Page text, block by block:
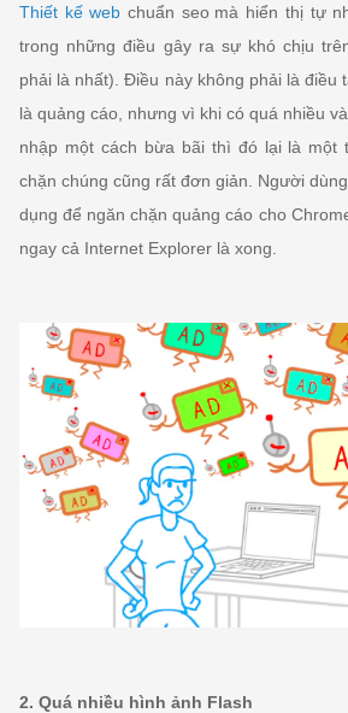
Thiết kế web chuẩn seo mà hiển thị tự
trong những điều gây ra sự khó chịu
phải là nhất). Điều này không phải là điều
là quảng cáo, nhưng vì khi có quá nhiều
nhập một cách bừa bãi thì đó lại là một
chặn chúng cũng rất đơn giản. Người
dụng để ngăn chặn quảng cáo cho
ngay cả Internet Explorer là xong.
2. Quá nhiều hình ảnh Flash